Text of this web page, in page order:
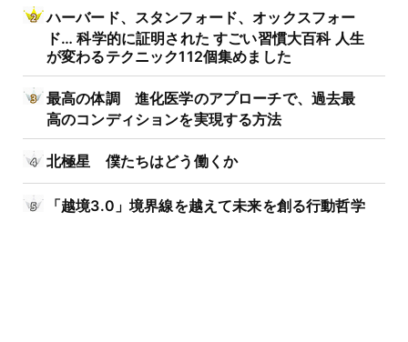
ハーバード、スタンフォード、オックスフォー
ド… 科学的に証明された すごい習慣大百科 人生
が変わるテクニック112個集めました
最高の体調 進化医学のアプローチで、過去最
高のコンディションを実現する方法
北極星 僕たちはどう働くか
「越境3.0」境界線を越えて未来を創る行動哲学